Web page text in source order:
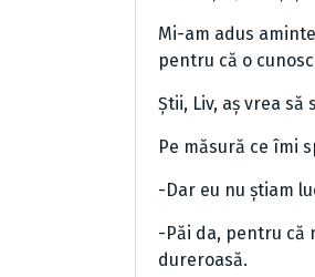
Mi-am adus
pentru că o
Știi, Liv, aș vrea
Pe măsură ce îmi
-Dar eu nu știam
-Păi da, pentru că
dureroasă.